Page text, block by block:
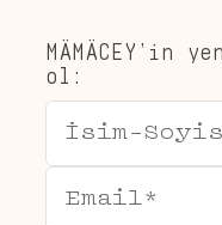
MÄMÄCEY’in
ol: